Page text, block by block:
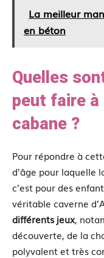
La meilleur
en béton
Quelles
peut faire à
cabane ?
Pour répondre à
d’âge pour laquelle
c’est pour des
véritable caverne
différents jeux,
découverte, de la
polyvalent et très